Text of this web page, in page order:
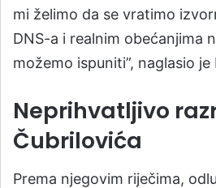
mi želimo da se vratimo
DNS-a i realnim obećanjima
možemo ispuniti”, naglasio je
Neprihvatljivo
Čubrilovića
Prema njegovim riječima,